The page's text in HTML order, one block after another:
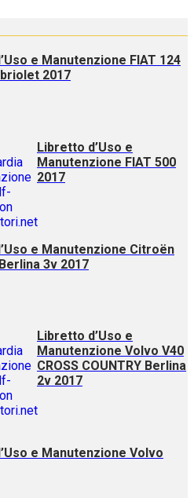
Libretto d’Uso e
e Manutenzione Citroën
Libretto d’Uso e
Manutenzione Volvo V40
2v 2017